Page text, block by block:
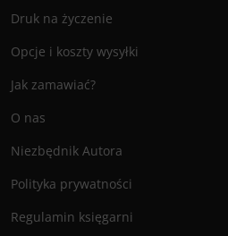
Druk na życzenie
Opcje i koszty wysyłki
Jak zamawiać?
O nas
Niezbędnik Autora
Polityka prywatności
Regulamin księgarni